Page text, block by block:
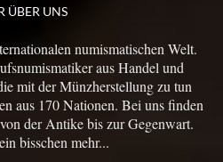
ÜBER UNS
numismatischen Welt.
aus Handel und
mit der Münzherstellung zu tun
aus 170 Nationen. Bei uns finden
der Antike bis zur Gegenwart.
bisschen mehr...